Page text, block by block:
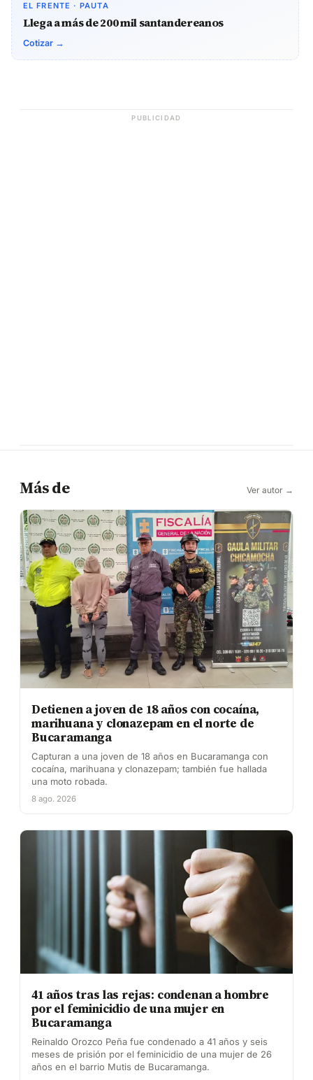
EL FRENTE · PAUTA
Llega a más de 200 mil santandereanos
Cotizar →
PUBLICIDAD
Más de Ver autor →
Detienen a joven de 18 años con cocaína,
marihuana y clonazepam en el norte de
Bucaramanga
Capturan a una joven de 18 años en Bucaramanga con
cocaína, marihuana y clonazepam; también fue hallada
una moto robada.
8 ago. 2026
41 años tras las rejas: condenan a hombre
por el feminicidio de una mujer en
Bucaramanga
Reinaldo Orozco Peña fue condenado a 41 años y seis
meses de prisión por el feminicidio de una mujer de 26
años en el barrio Mutis de Bucaramanga.